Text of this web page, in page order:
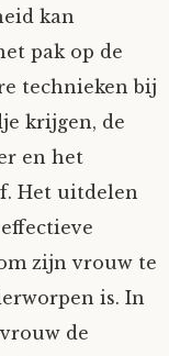
kan
pak op de
technieken bij
krijgen, de
en het
Het uitdelen
zijn vrouw te
is. In
de